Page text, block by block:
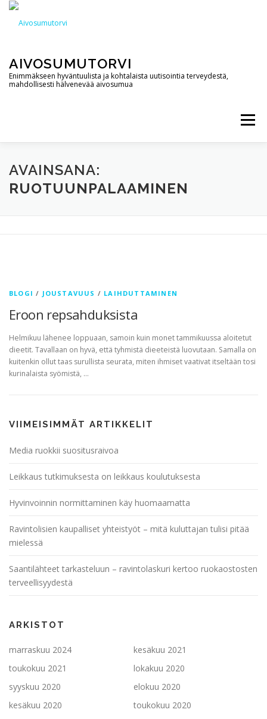
Siirry
AIVOSUMUTORVI
Enimmäkseen hyväntuulista ja kohtalaista uutisointia terveydestä,
mahdollisesti hälvenevää aivosumua
Valikko
AIVOSUMUTORVI
AVAINSANA:
RUOTUUNPALAAMINEN
BLOGI / JOUSTAVUUS / LAIHDUTTAMINEN
Eroon repsahduksista
Helmikuu lähenee loppuaan, samoin kuin monet tammikuussa aloitetut
dieetit. Tavallaan on hyvä, että tyhmistä dieeteistä luovutaan. Samalla on
kuitenkin ollut taas surullista seurata, miten ihmiset vaativat itseltään tosi
kurinalaista syömistä, …
VIIMEISIMMÄT ARTIKKELIT
Media ruokkii suositusraivoa
Leikkaus tutkimuksesta on leikkaus koulutuksesta
Hyvinvoinnin normittaminen käy huomaamatta
Ravintolisien kaupalliset yhteistyöt – mitä kuluttajan tulisi pitää
mielessä
Saantilähteet tarkasteluun – ravintolaskuri kertoo ruokaostosten
terveellisyydestä
ARKISTOT
marraskuu 2024
kesäkuu 2021
toukokuu 2021
lokakuu 2020
syyskuu 2020
elokuu 2020
kesäkuu 2020
toukokuu 2020